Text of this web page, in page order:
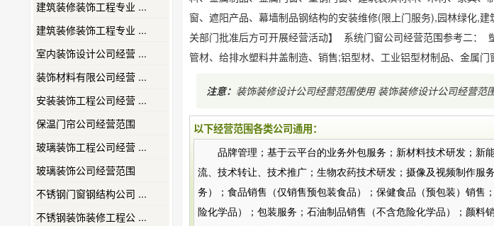
建筑装修装饰工程专业 ...
建筑装修装饰工程专业 ...
室内装饰设计公司经营 ...
装饰材料有限公司经营 ...
安装装饰工程公司经营 ...
保温门帘公司经营范围
玻璃装饰工程公司经营 ...
玻璃装饰公司经营范围
不锈钢门窗钢结构公司 ...
不锈钢装饰装修工程公 ...
窗、遮阳产品、幕墙制品钢结构的安装维修(限上门服务),园林绿化,
关部门批准后方可开展经营活动】 系统门窗公司经营范围参考二：
管材、给排水塑料井盖制造、销售;铝型材、工业铝型材制品、金属门
注意： 装饰装修设计公司经营范围使用 装饰装修设计公司经营范
以下经营范围各类公司通用：
品牌管理；基于云平台的业务外包服务；新材料技术研发；新
流、技术转让、技术推广；生物农药技术研发；摄像及视频制作服
务）；食品销售（仅销售预包装食品）；保健食品（预包装）销
险化学品）；包装服务；石油制品销售（不含危险化学品）；颜